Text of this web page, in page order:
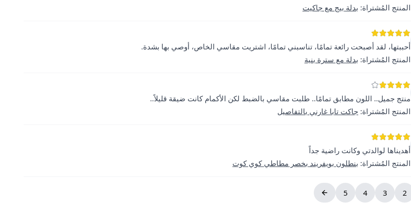
المنتج المُشتراة: بدلة بيج مع جاكيت
أحببتها، لقد أصبحت رائعة تمامًا، تناسبني تمامًا، اشتريت مقاسي الخاص، أوصي بها بشدة.
المنتج المُشتراة: بدلة مع سترة بنية
منتج جميل.. اللون مطابق تمامًا.. طلبت مقاسي بالضبط لكن الأكمام كانت ضيقة قليلاً..
المنتج المُشتراة: جاكت تابا غارني بالتفاصيل
أهديناها لوالدتي وكانت راضية جداً
المنتج المُشتراة: بنطلون بويفريند بخصر مطاطي كوي كوت
2
3
4
5